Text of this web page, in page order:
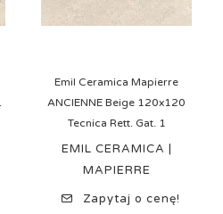
Emil Ceramica Mapierre
ANCIENNE Beige 120x120
Tecnica Rett. Gat. 1
EMIL CERAMICA |
MAPIERRE
Zapytaj o cenę!